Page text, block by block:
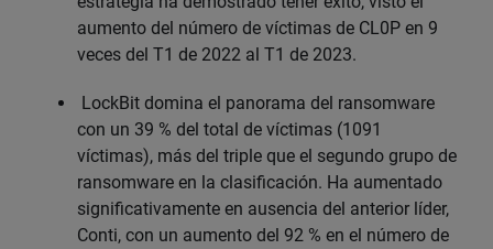
aumento del número de víctimas de CL0P en 9
veces del T1 de 2022 al T1 de 2023.
LockBit domina el panorama del ransomware
con un 39 % del total de víctimas (1091
víctimas), más del triple que el segundo grupo de
ransomware en la clasificación. Ha aumentado
significativamente en ausencia del anterior líder,
Conti, con un aumento del 92 % en el número de